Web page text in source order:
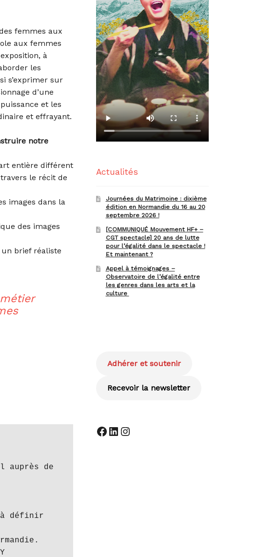
femmes aux
aux femmes
à
les
s’exprimer sur
d’une
et les
et effrayant.
notre
entière différent
le récit de
images dans la
des images
brief réaliste
à définir
Actualités
Journées du Matrimoine : dixième
édition en Normandie du 16 au 20
septembre 2026 !
[COMMUNIQUÉ Mouvement HF+ –
CGT spectacle] 20 ans de lutte
pour l’égalité dans le spectacle !
Et maintenant ?
Appel à témoignages –
Observatoire de l’égalité entre
les genres dans les arts et la
culture
Adhérer et soutenir
Recevoir la newsletter
Facebook
LinkedIn
Instagram